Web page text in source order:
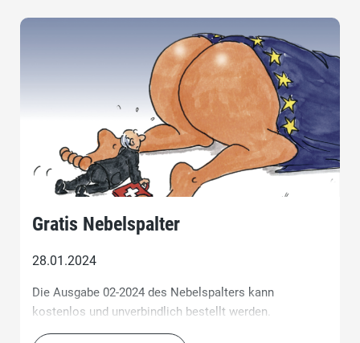
Gratis Nebelspalter
28.01.2024
Die Ausgabe 02-2024 des Nebelspalters kann
kostenlos und unverbindlich bestellt werden.